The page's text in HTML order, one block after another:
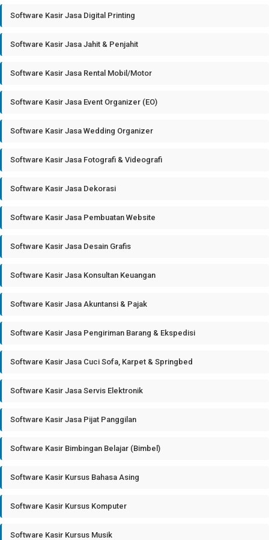
Software Kasir Jasa Digital Printing
Software Kasir Jasa Jahit & Penjahit
Software Kasir Jasa Rental Mobil/Motor
Software Kasir Jasa Event Organizer (EO)
Software Kasir Jasa Wedding Organizer
Software Kasir Jasa Fotografi & Videografi
Software Kasir Jasa Dekorasi
Software Kasir Jasa Pembuatan Website
Software Kasir Jasa Desain Grafis
Software Kasir Jasa Konsultan Keuangan
Software Kasir Jasa Akuntansi & Pajak
Software Kasir Jasa Pengiriman Barang & Ekspedisi
Software Kasir Jasa Cuci Sofa, Karpet & Springbed
Software Kasir Jasa Servis Elektronik
Software Kasir Jasa Pijat Panggilan
Software Kasir Bimbingan Belajar (Bimbel)
Software Kasir Kursus Bahasa Asing
Software Kasir Kursus Komputer
Software Kasir Kursus Musik